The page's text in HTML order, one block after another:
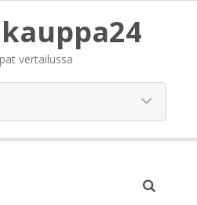
vertailussa